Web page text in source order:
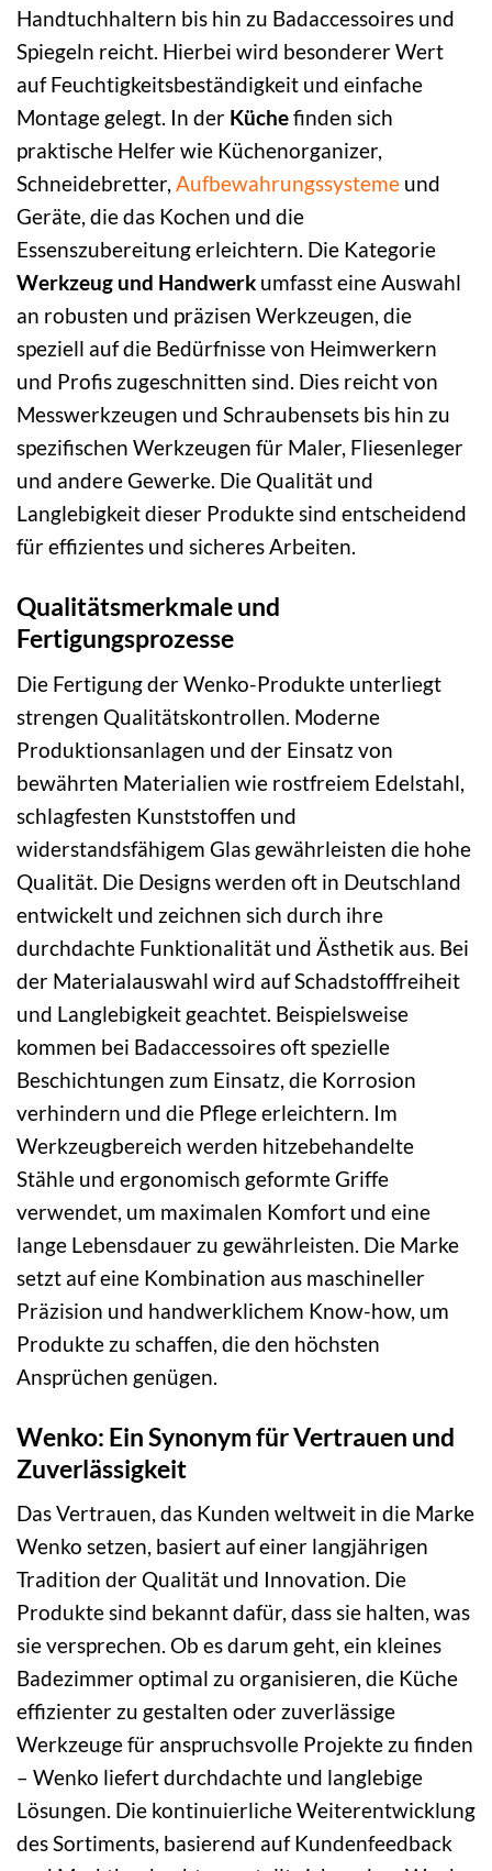
Handtuchhaltern bis hin zu Badaccessoires und
Spiegeln reicht. Hierbei wird besonderer Wert
auf Feuchtigkeitsbeständigkeit und einfache
Montage gelegt. In der Küchefinden sich
praktische Helfer wie Küchenorganizer,
Schneidebretter, Aufbewahrungssysteme und
Geräte, die das Kochen und die
Essenszubereitung erleichtern. Die Kategorie
Werkzeug und Handwerk umfasst eine Auswahl
an robusten und präzisen Werkzeugen, die
speziell auf die Bedürfnisse von Heimwerkern
und Profis zugeschnitten sind. Dies reicht von
Messwerkzeugen und Schraubensets bis hin zu
spezifischen Werkzeugen für Maler, Fliesenleger
und andere Gewerke. Die Qualität und
Langlebigkeit dieser Produkte sind entscheidend
für effizientes und sicheres Arbeiten.
Qualitätsmerkmale und
Fertigungsprozesse
Die Fertigung der Wenko-Produkte unterliegt
strengen Qualitätskontrollen. Moderne
Produktionsanlagen und der Einsatz von
bewährten Materialien wie rostfreiem Edelstahl,
schlagfesten Kunststoffen und
widerstandsfähigem Glas gewährleisten die hohe
Qualität. Die Designs werden oft in Deutschland
entwickelt und zeichnen sich durch ihre
durchdachte Funktionalität und Ästhetik aus. Bei
der Materialauswahl wird auf Schadstofffreiheit
und Langlebigkeit geachtet. Beispielsweise
kommen bei Badaccessoires oft spezielle
Beschichtungen zum Einsatz, die Korrosion
verhindern und die Pflege erleichtern. Im
Werkzeugbereich werden hitzebehandelte
Stähle und ergonomisch geformte Griffe
verwendet, um maximalen Komfort und eine
lange Lebensdauer zu gewährleisten. Die Marke
setzt auf eine Kombination aus maschineller
Präzision und handwerklichem Know-how, um
Produkte zu schaffen, die den höchsten
Ansprüchen genügen.
Wenko: Ein Synonym für Vertrauen und
Zuverlässigkeit
Das Vertrauen, das Kunden weltweit in die Marke
Wenko setzen, basiert auf einer langjährigen
Tradition der Qualität und Innovation. Die
Produkte sind bekannt dafür, dass sie halten, was
sie versprechen. Ob es darum geht, ein kleines
Badezimmer optimal zu organisieren, die Küche
effizienter zu gestalten oder zuverlässige
Werkzeuge für anspruchsvolle Projekte zu finden
– Wenko liefert durchdachte und langlebige
Lösungen. Die kontinuierliche Weiterentwicklung
des Sortiments, basierend auf Kundenfeedback